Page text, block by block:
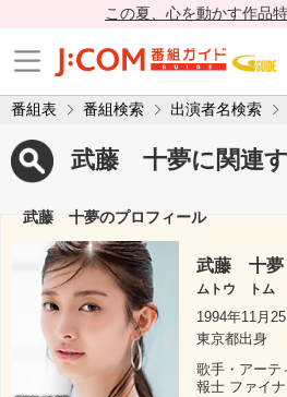
この夏、心を動かす作品
番組表 番組検索 出演者名検索
武藤 十夢に関連
武藤 十夢のプロフィール
武藤 十夢
ムトウ トム
1994年11月
東京都出身
歌手・アーテ
報士 ファイ